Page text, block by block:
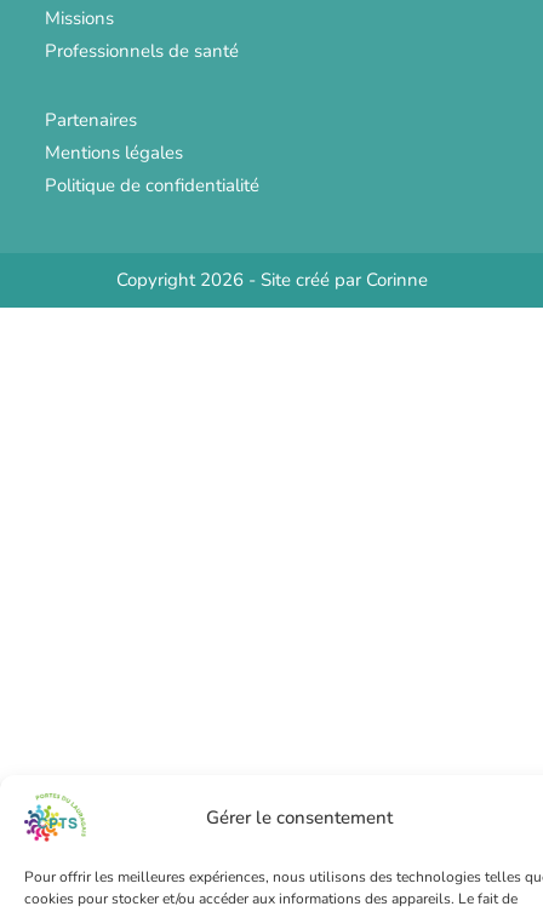
Gérer le consentement
Pour offrir les meilleures expériences, nous utilisons des technologies telles
cookies pour stocker et/ou accéder aux informations des appareils. Le fait de
Missions
Professionnels de santé
Partenaires
Mentions légales
Politique de confidentialité
Copyright 2026 - Site créé par Corinne